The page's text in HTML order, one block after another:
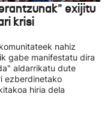
exijitu
krisi
nahiz
gabe manifestatu dira
aldarrikatu dute
ezberdinetako
hiria dela